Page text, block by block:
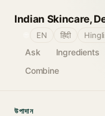
Indian Skincare,
Ask Ingredients
Combine
EN हिंदी
উপাদান